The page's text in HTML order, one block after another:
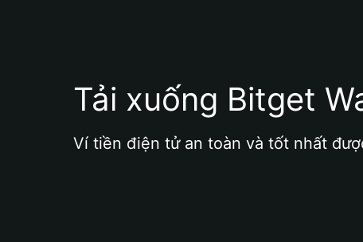
Tải xuống Bitget
Ví tiền điện tử an toàn và tốt nhất